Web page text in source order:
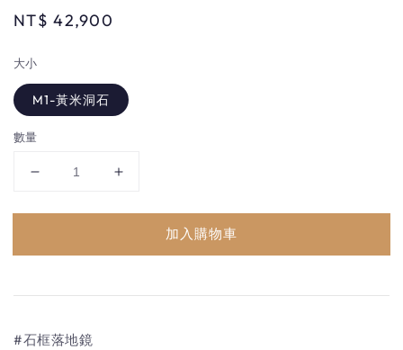
Regular
NT$ 42,900
大小
M1-黃米洞石
數量
加入購物車
#石框落地鏡